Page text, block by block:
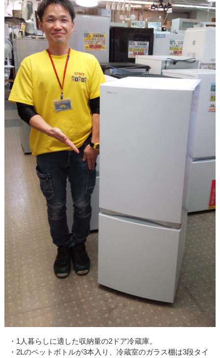
・1人暮らしに適した収納量の2ドア冷蔵庫。
・2Lのペットボトルが3本入り、冷蔵室のガラス棚は3段タイ